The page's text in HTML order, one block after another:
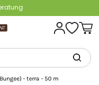
– außer Sperrgut
- terra - 50 m